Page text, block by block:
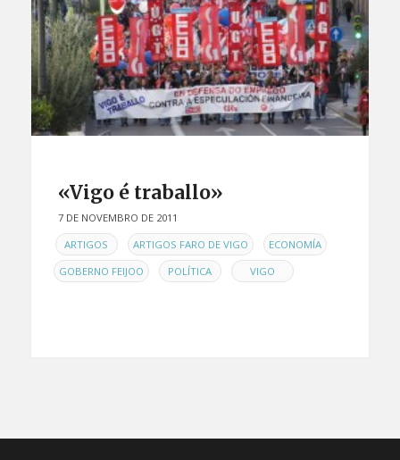
«Vigo é traballo»
7 DE NOVEMBRO DE 2011
EN ARTIGOS , ARTIGOS FARO DE VIGO , ECONOMÍA ,
GOBERNO FEIJOO , POLÍTICA , VIGO